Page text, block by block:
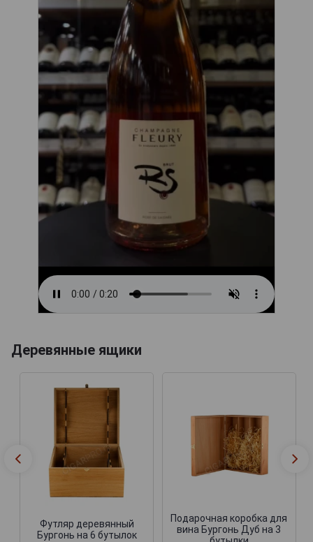
Деревянные ящики
Футляр деревянный
Бургонь на 6 бутылок
Подарочная коробка для
вина Бургонь Дуб на 3